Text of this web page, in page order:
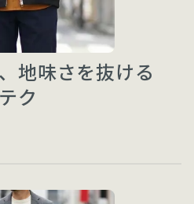
地味さを抜ける
テク